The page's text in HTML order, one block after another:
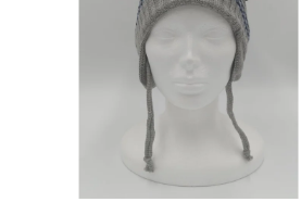
Doporučujeme